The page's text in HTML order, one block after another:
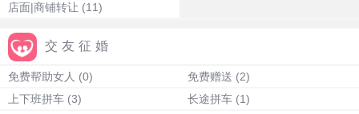
店面|商铺转让 (11)
交友征婚
免费帮助女人 (0) 免费赠送 (2)
上下班拼车 (3) 长途拼车 (1)